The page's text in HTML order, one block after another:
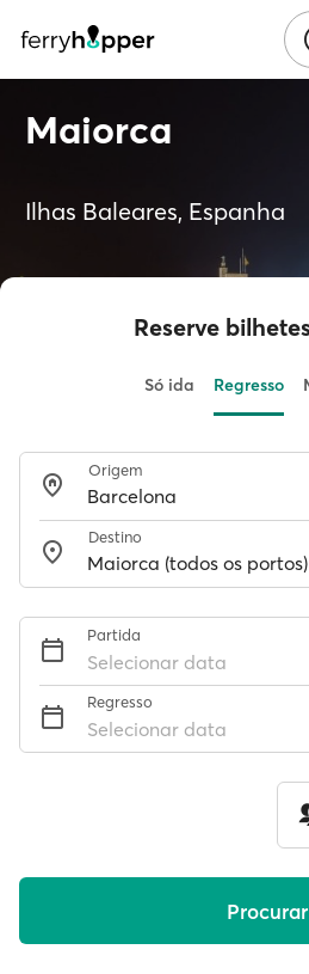
Maiorca
Ilhas Baleares, Espanha
Reserve
Só ida Regresso
Origem
Destino
Partida
Selecionar data
Regresso
Selecionar data
Procurar